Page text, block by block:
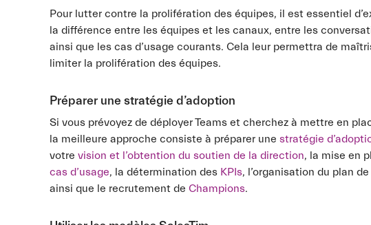
Pour lutter contre la prolifération des équipes, il est essentiel
la différence entre les équipes et les canaux, entre les
ainsi que les cas d’usage courants. Cela leur permettra de
limiter la prolifération des équipes.
Préparer une stratégie d’adoption
Si vous prévoyez de déployer Teams et cherchez à mettre en
la meilleure approche consiste à préparer une stratégie
votre vision et l’obtention du soutien de la direction, la mise en
cas d’usage, la détermination des KPIs, l’organisation du plan
ainsi que le recrutement de Champions.